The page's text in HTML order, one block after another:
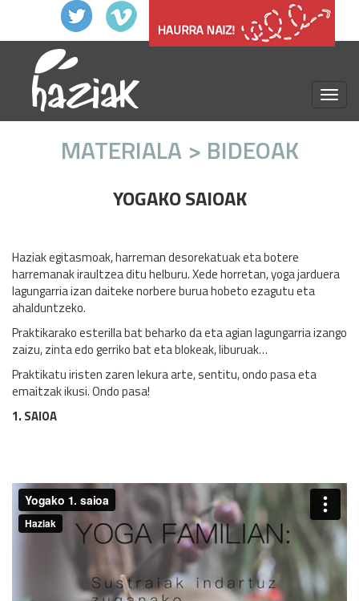
MATERIALA > BIDEOAK
YOGAKO SAIOAK
Haziak egitasmoak, harreman desorekatuak eta botere
harremanak iraultzea ditu helburu. Xede horretan, yoga jarduera
lagungarria izan daiteke norbere burua hobeto ezagutu eta
ahalduntzeko.
Praktikarako esterilla bat beharko da eta agian lagungarria izango
zaizu, zinta edo gerriko bat eta blokeak, liburuak…
Praktikatu iristen zaren lekura arte, sentitu, ondo pasa eta
emaitzak ikusi. Ondo pasa!
1. SAIOA